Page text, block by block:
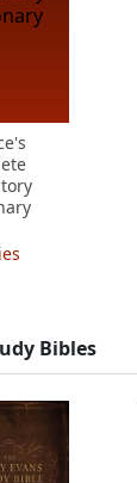
Bibles